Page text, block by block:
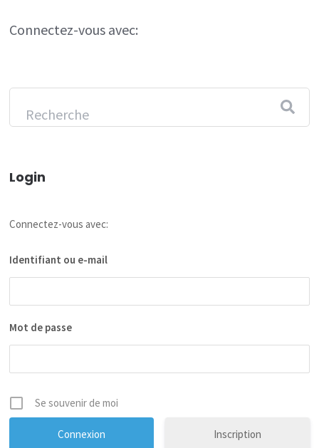
Connectez-vous avec:
Login
Connectez-vous avec:
Identifiant ou e-mail
Mot de passe
Se souvenir de moi
Inscription